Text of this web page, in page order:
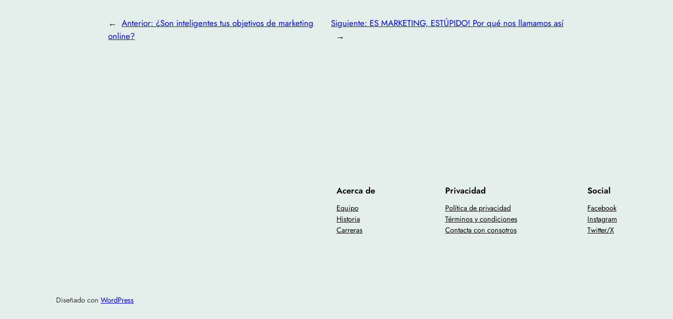
← Anterior: ¿Son inteligentes tus objetivos de marketing
online?
Siguiente: ES MARKETING, ESTÚPIDO! Por qué nos llamamos así
→
Acerca de
Equipo
Historia
Carreras
Privacidad
Política de privacidad
Términos y condiciones
Contacta con consotros
Social
Facebook
Instagram
Twitter/X
Diseñado con WordPress